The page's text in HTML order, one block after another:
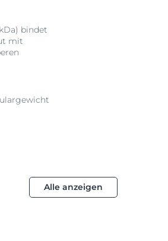
bindet
mit
Alle anzeigen